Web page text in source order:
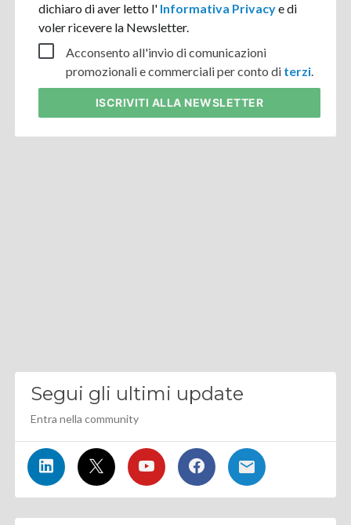
dichiaro di aver letto l' Informativa Privacye di
voler ricevere la Newsletter.
Acconsento all'invio di comunicazioni
promozionali e commerciali per conto di terzi.
ISCRIVITI ALLA NEWSLETTER
Segui gli ultimi update
Entra nella community